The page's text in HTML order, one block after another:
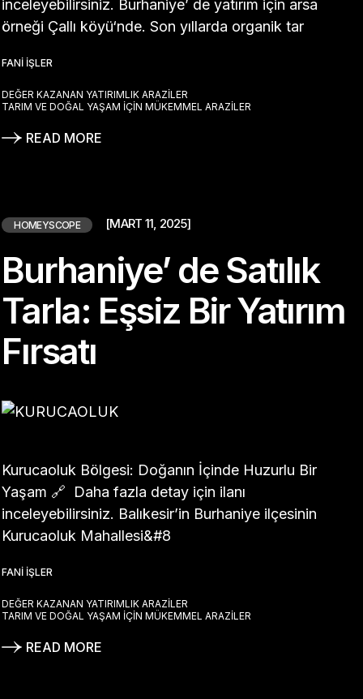
inceleyebilirsiniz. Burhaniye’ de yatırım için arsa
örneği Çallı köyü‘nde. Son yıllarda organik tar
FANI İŞLER
DEĞER KAZANAN YATIRIMLIK ARAZILER
TARIM VE DOĞAL YAŞAM İÇIN MÜKEMMEL ARAZILER
READ MORE
HOMEYSCOPE [MART 11, 2025]
Burhaniye’ de Satılık
Tarla: Eşsiz Bir Yatırım
Fırsatı
Kurucaoluk Bölgesi: Doğanın İçinde Huzurlu Bir
Yaşam 🔗 Daha fazla detay için ilanı
inceleyebilirsiniz. Balıkesir’in Burhaniye ilçesinin
Kurucaoluk Mahallesi&#8
FANI İŞLER
DEĞER KAZANAN YATIRIMLIK ARAZILER
TARIM VE DOĞAL YAŞAM İÇIN MÜKEMMEL ARAZILER
READ MORE